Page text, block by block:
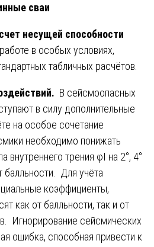
сваи
несущей способности
в особых условиях,
табличных расчётов.
В сейсмоопасных
в силу дополнительные
на особое сочетание
необходимо понижать
внутреннего трения φI на 2°, 4°
балльности. Для учёта
коэффициенты,
как от балльности, так и от
Игнорирование сейсмических
ошибка, способная привести к